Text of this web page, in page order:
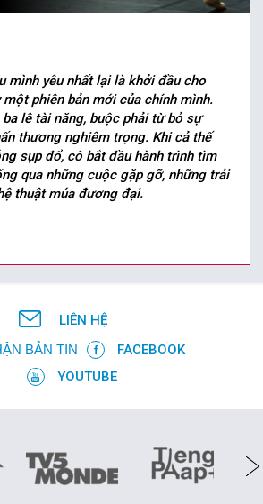
mình yêu nhất lại là khởi đầu cho
phiên bản mới của chính mình.
lê tài năng, buộc phải từ bỏ sự
thương nghiêm trọng. Khi cả thế
sụp đổ, cô bắt đầu hành trình tìm
qua những cuộc gặp gỡ, những trải
thuật múa đương đại.
LIÊN HỆ
BẢN TIN
FACEBOOK
YOUTUBE